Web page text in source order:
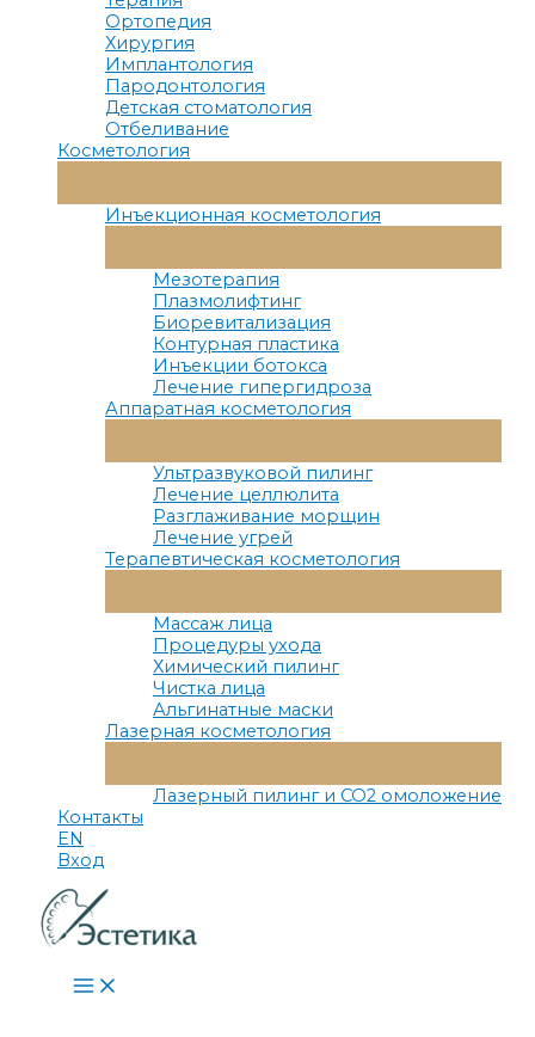
Ортопедия
Хирургия
Имплантология
Пародонтология
Детская стоматология
Отбеливание
Косметология
Меню
Инъекционная косметология
Меню
Мезотерапия
Плазмолифтинг
Биоревитализация
Контурная пластика
Инъекции ботокса
Лечение гипергидроза
Аппаратная косметология
Меню
Ультразвуковой пилинг
Лечение целлюлита
Разглаживание морщин
Лечение угрей
Терапевтическая косметология
Меню
Массаж лица
Процедуры ухода
Химический пилинг
Чистка лица
Альгинатные маски
Лазерная косметология
Меню
Лазерный пилинг и СО2 омоложение
Контакты
EN
Вход
Main
Menu